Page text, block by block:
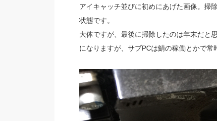
アイキャッチ並びに初めにあげた画像。掃
状態です。
大体ですが、最後に掃除したのは年末だと
になりますが、サブPCは鯖の稼働とかで常